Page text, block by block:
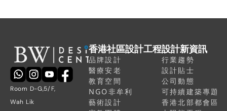
Room D-G,5/F,
Wah Lik
香港社區設計工程
品牌設計
醫療安老
教育空間
NGO非牟利
藝術設計
設計新資訊
行業趨勢
設計貼士
公司動態
可持續建築專題
香港北部都會區